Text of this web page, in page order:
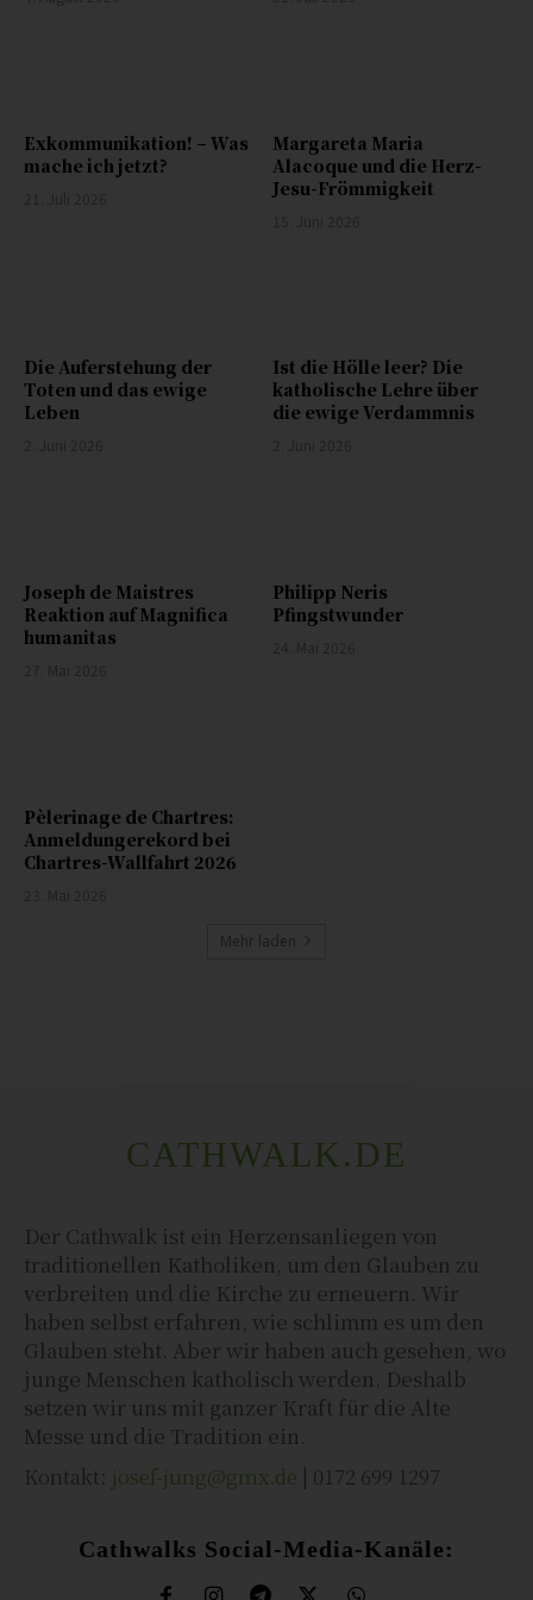
Exkommunikation! – Was
mache ich jetzt?
Margareta Maria
Alacoque und die Herz-
Jesu-Frömmigkeit
Die Auferstehung der
Toten und das ewige
Leben
Ist die Hölle leer? Die
katholische Lehre über
die ewige Verdammnis
Joseph de Maistres
Reaktion auf Magnifica
humanitas
Philipp Neris
Pfingstwunder
Pèlerinage de Chartres:
Anmeldungerekord bei
Chartres-Wallfahrt 2026
Mehr laden
CATHWALK.DE
Der Cathwalk ist ein Herzensanliegen von
traditionellen Katholiken, um den Glauben zu
verbreiten und die Kirche zu erneuern. Wir
haben selbst erfahren, wie schlimm es um den
Glauben steht. Aber wir haben auch gesehen, wo
junge Menschen katholisch werden. Deshalb
setzen wir uns mit ganzer Kraft für die Alte
Messe und die Tradition ein.
Kontakt: josef-jung@gmx.de | 0172 699 1297
Cathwalks Social-Media-Kanäle: